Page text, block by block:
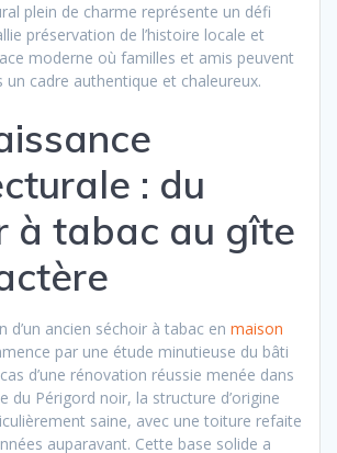
plein de charme représente un défi
préservation de l’histoire locale et
moderne où familles et amis peuvent
un cadre authentique et chaleureux.
: du
à tabac au gîte
d’un ancien séchoir à tabac en maison
par une étude minutieuse du bâti
d’une rénovation réussie menée dans
du Périgord noir, la structure d’origine
saine, avec une toiture refaite
auparavant. Cette base solide a